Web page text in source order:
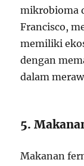
mikrobioma
Francisco,
memiliki
dengan
dalam
5.
Makanan